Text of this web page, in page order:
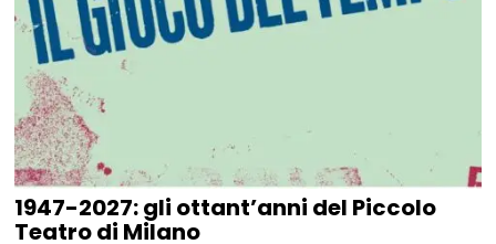
1947-2027: gli ottant’anni del Piccolo
Teatro di Milano